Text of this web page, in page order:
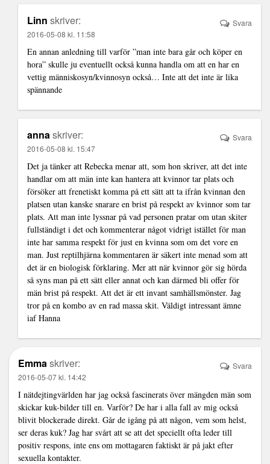
Linn skriver:
2016-05-08 kl. 11:58
En annan anledning till varför ”man inte bara går och köper en
hora” skulle ju eventuellt också kunna handla om att en har en
vettig människosyn/kvinnosyn också… Inte att det inte är lika
spännande
Svara
annaskriver:
2016-05-08 kl. 15:47
Det ja tänker att Rebecka menar att, som hon skriver, att det inte
handlar om att män inte kan hantera att kvinnor tar plats och
försöker att frenetiskt komma på ett sätt att ta ifrån kvinnan den
platsen utan kanske snarare en brist på respekt av kvinnor som tar
plats. Att man inte lyssnar på vad personen pratar om utan skiter
fullständigt i det och kommenterar något vidrigt istället för man
inte har samma respekt för just en kvinna som om det vore en
man. Just reptilhjärna kommentaren är säkert inte menad som att
det är en biologisk förklaring. Mer att när kvinnor gör sig hörda
så syns man på ett sätt eller annat och kan därmed bli offer för
män brist på respekt. Att det är ett invant samhällsmönster. Jag
tror på en kombo av en rad massa skit. Väldigt intressant ämne
iaf Hanna
Svara
Emmaskriver:
2016-05-07 kl. 14:42
I nätdejtingvärlden har jag också fascinerats över mängden män som
skickar kuk-bilder till en. Varför? De har i alla fall av mig också
blivit blockerade direkt. Går de igång på att någon, vem som helst,
ser deras kuk? Jag har svårt att se att det speciellt ofta leder till
positiv respons, inte ens om mottagaren faktiskt är på jakt efter
sexuella kontakter.
Svara